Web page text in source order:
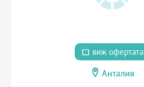
виж офертата
Анталия